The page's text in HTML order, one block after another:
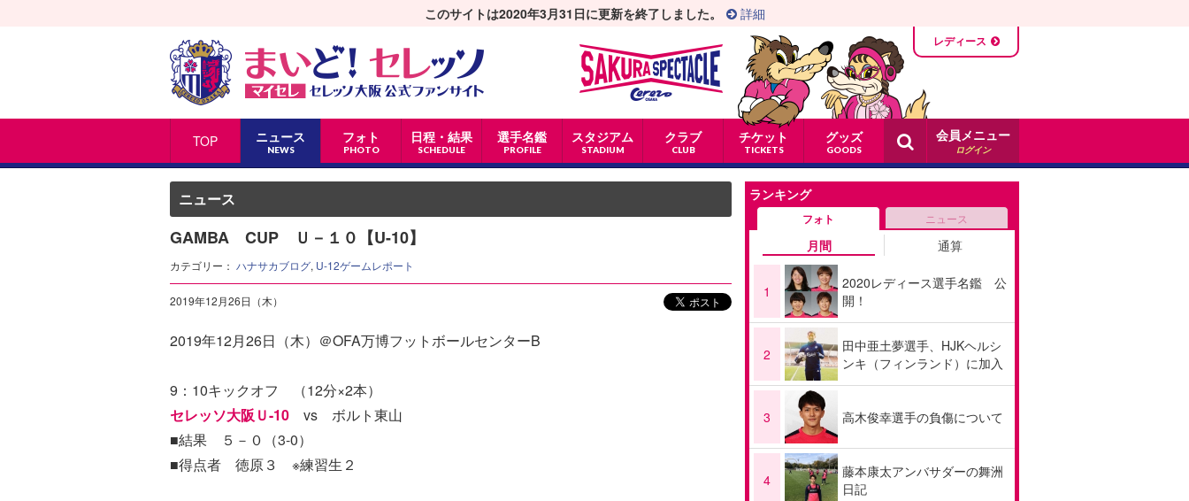
TOP ニュース
NEWS
フォト
PHOTO
日程・結果
SCHEDULE
選手名鑑
PROFILE
スタジアム
STADIUM
クラブ
CLUB
チケット
TICKETS
グッズ
GOODS
このサイトは2020年3月31日に更新を終了しました。 詳細
レディース
会員メニュー
ログイン
ニュース
GAMBA CUP Ｕ－１０【U-10】
カテゴリー： ハナサカブログ, U-12ゲームレポート
2019年12月26日（木）
2019年12月26日（木）＠OFA万博フットボールセンターB
9：10キックオフ （12分×2本）
セレッソ大阪Ｕ-10 vs ボルト東山
■結果 ５－０（3-0）
■得点者 徳原３ ※練習生２
ランキング
フォト ニュース
月間 通算
1
2020レディース選手名鑑 公
開！
2
田中亜土夢選手、HJKヘルシ
ンキ（フィンランド）に加入
3 高木俊幸選手の負傷について
4
藤本康太アンバサダーの舞洲
日記